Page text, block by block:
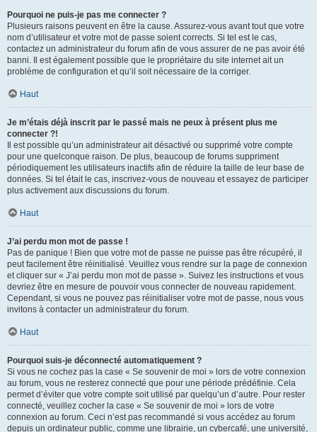
Pourquoi ne puis-je pas me connecter ?
Plusieurs raisons peuvent en être la cause. Assurez-vous avant tout que votre
nom d’utilisateur et votre mot de passe soient corrects. Si tel est le cas,
contactez un administrateur du forum afin de vous assurer de ne pas avoir été
banni. Il est également possible que le propriétaire du site internet ait un
problème de configuration et qu’il soit nécessaire de la corriger.
Haut
Je m’étais déjà inscrit par le passé mais ne peux à présent plus me
connecter ?!
Il est possible qu’un administrateur ait désactivé ou supprimé votre compte
pour une quelconque raison. De plus, beaucoup de forums suppriment
périodiquement les utilisateurs inactifs afin de réduire la taille de leur base de
données. Si tel était le cas, inscrivez-vous de nouveau et essayez de participer
plus activement aux discussions du forum.
Haut
J’ai perdu mon mot de passe !
Pas de panique ! Bien que votre mot de passe ne puisse pas être récupéré, il
peut facilement être réinitialisé. Veuillez vous rendre sur la page de connexion
et cliquer sur « J’ai perdu mon mot de passe ». Suivez les instructions et vous
devriez être en mesure de pouvoir vous connecter de nouveau rapidement.
Cependant, si vous ne pouvez pas réinitialiser votre mot de passe, nous vous
invitons à contacter un administrateur du forum.
Haut
Pourquoi suis-je déconnecté automatiquement ?
Si vous ne cochez pas la case « Se souvenir de moi » lors de votre connexion
au forum, vous ne resterez connecté que pour une période prédéfinie. Cela
permet d’éviter que votre compte soit utilisé par quelqu’un d’autre. Pour rester
connecté, veuillez cocher la case « Se souvenir de moi » lors de votre
connexion au forum. Ceci n’est pas recommandé si vous accédez au forum
depuis un ordinateur public, comme une librairie, un cybercafé, une université,